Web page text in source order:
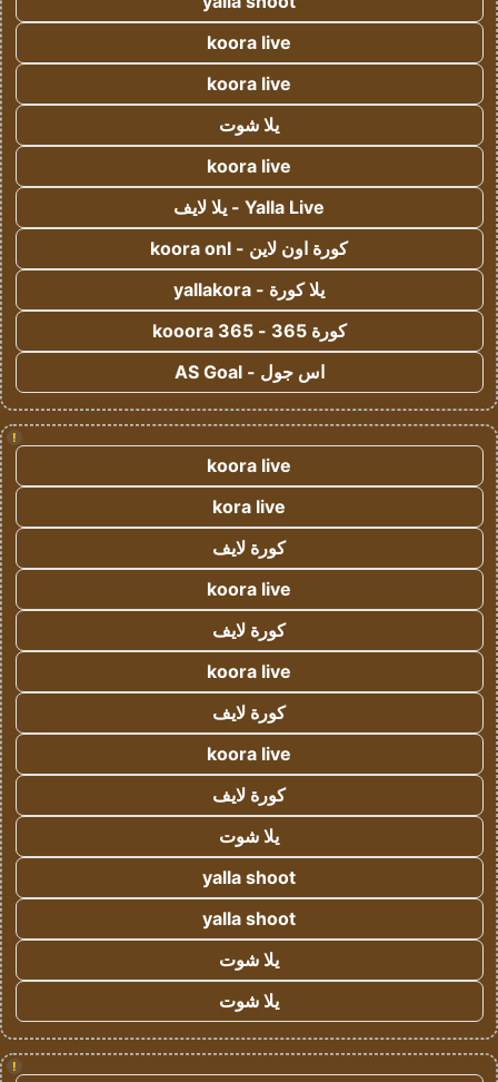
koora live
koora live
يلا شوت
koora live
Yalla Live - يلا لايف
كورة اون لاين - koora onl
يلا كورة - yallakora
كورة 365 - kooora 365
اس جول - AS Goal
!
koora live
kora live
كورة لايف
koora live
كورة لايف
koora live
كورة لايف
koora live
كورة لايف
يلا شوت
yalla shoot
yalla shoot
يلا شوت
يلا شوت
!